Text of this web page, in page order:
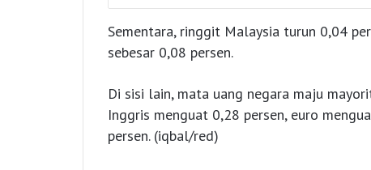
Sementara, ringgit Malaysia turun 0,04
sebesar 0,08 persen.
Di sisi lain, mata uang negara maju
Inggris menguat 0,28 persen, euro
persen. (iqbal/red)